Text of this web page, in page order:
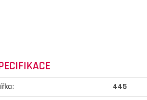
445